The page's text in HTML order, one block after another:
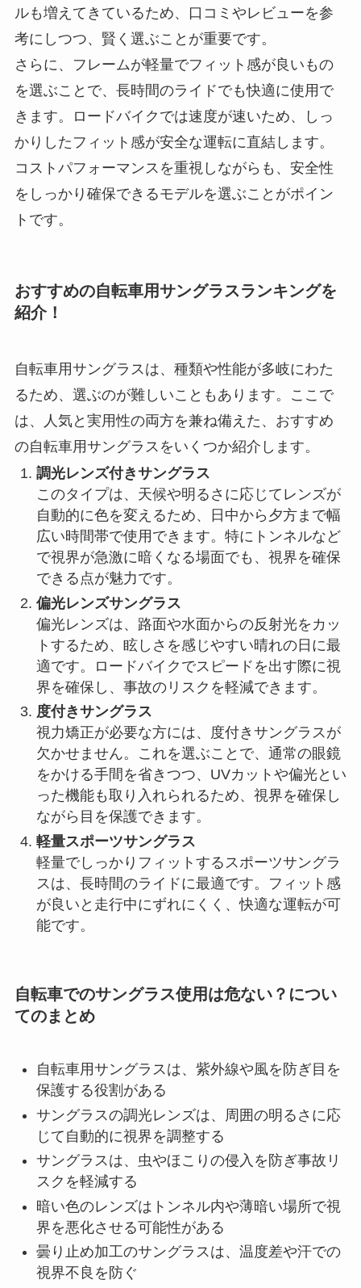
ルも増えてきているため、口コミやレビューを参
考にしつつ、賢く選ぶことが重要です。
さらに、フレームが軽量でフィット感が良いもの
を選ぶことで、長時間のライドでも快適に使用で
きます。ロードバイクでは速度が速いため、しっ
かりしたフィット感が安全な運転に直結します。
コストパフォーマンスを重視しながらも、安全性
をしっかり確保できるモデルを選ぶことがポイン
トです。
おすすめの自転車用サングラスランキングを
紹介！
自転車用サングラスは、種類や性能が多岐にわた
るため、選ぶのが難しいこともあります。ここで
は、人気と実用性の両方を兼ね備えた、おすすめ
の自転車用サングラスをいくつか紹介します。
調光レンズ付きサングラス
このタイプは、天候や明るさに応じてレンズが
自動的に色を変えるため、日中から夕方まで幅
広い時間帯で使用できます。特にトンネルなど
で視界が急激に暗くなる場面でも、視界を確保
できる点が魅力です。
偏光レンズサングラス
偏光レンズは、路面や水面からの反射光をカッ
トするため、眩しさを感じやすい晴れの日に最
適です。ロードバイクでスピードを出す際に視
界を確保し、事故のリスクを軽減できます。
度付きサングラス
視力矯正が必要な方には、度付きサングラスが
欠かせません。これを選ぶことで、通常の眼鏡
をかける手間を省きつつ、UVカットや偏光とい
った機能も取り入れられるため、視界を確保し
ながら目を保護できます。
軽量スポーツサングラス
軽量でしっかりフィットするスポーツサングラ
スは、長時間のライドに最適です。フィット感
が良いと走行中にずれにくく、快適な運転が可
能です。
自転車でのサングラス使用は危ない？につい
てのまとめ
自転車用サングラスは、紫外線や風を防ぎ目を
保護する役割がある
サングラスの調光レンズは、周囲の明るさに応
じて自動的に視界を調整する
サングラスは、虫やほこりの侵入を防ぎ事故リ
スクを軽減する
暗い色のレンズはトンネル内や薄暗い場所で視
界を悪化させる可能性がある
曇り止め加工のサングラスは、温度差や汗での
視界不良を防ぐ